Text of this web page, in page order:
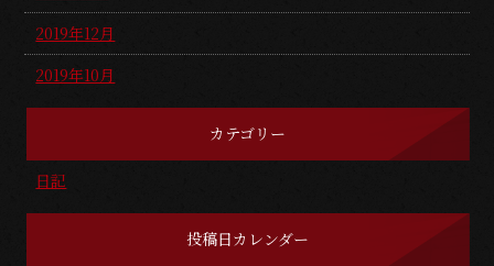
2019年12月
2019年10月
カテゴリー
日記
投稿日カレンダー